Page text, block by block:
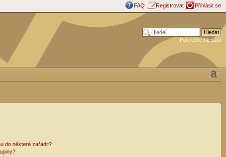
FAQ Registrovat Přihlásit se
Pokročilé hledání
do některé zařadit?